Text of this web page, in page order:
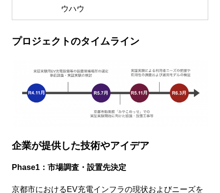
ウハウ
プロジェクトのタイムライン
企業が提供した技術やアイデア
Phase1：市場調査・設置先決定
京都市におけるEV充電インフラの現状およびニーズを